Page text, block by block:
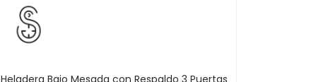
Heladera Bajo Mesada con Respaldo 3 Puertas